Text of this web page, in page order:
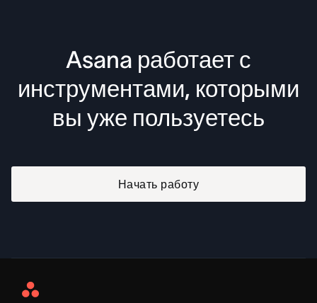
Asana работает с
инструментами, которыми
вы уже пользуетесь
Начать работу
Asana